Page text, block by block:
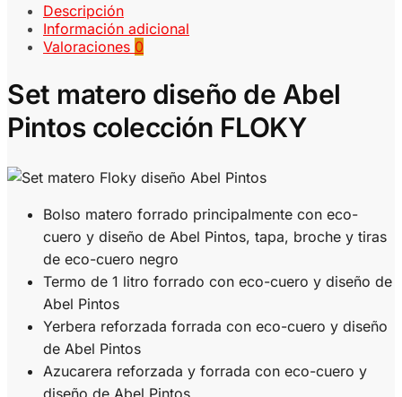
Descripción
Información adicional
Valoraciones 0
Set matero diseño de Abel
Pintos colección FLOKY
Bolso matero forrado principalmente con eco-
cuero y diseño de Abel Pintos, tapa, broche y tiras
de eco-cuero negro
Termo de 1 litro forrado con eco-cuero y diseño de
Abel Pintos
Yerbera reforzada forrada con eco-cuero y diseño
de Abel Pintos
Azucarera reforzada y forrada con eco-cuero y
diseño de Abel Pintos